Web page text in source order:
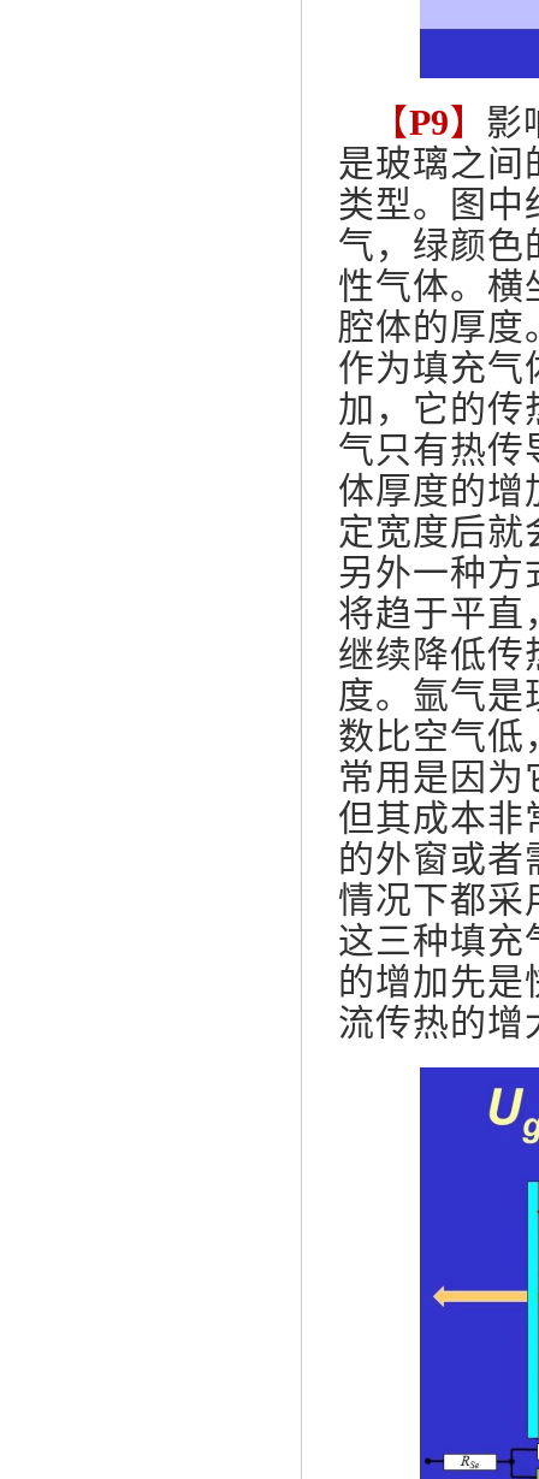
【P9】 影
是玻璃之间
类型。图中
气，绿颜色
性气体。横
腔体的厚度
作为填充气
加，它的传
气只有热传
体厚度的增
定宽度后就
另外一种
将趋于平直
继续降低传
度。氩气是
数比空气低
常用是因为
但其成本非
的外窗或者
情况下都采
这三种填充
的增加先是
流传热的增